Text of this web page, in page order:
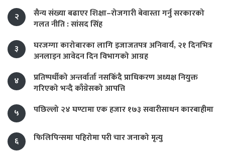
२
सैन्य संख्या बढाएर शिक्षा–रोजगारी बेवास्ता गर्नु सरकारको
गलत नीति : सांसद सिंह
३
घरजग्गा कारोबारका लागि इजाजतपत्र अनिवार्य, २१ दिनभित्र
अनलाइन आवेदन दिन विभागको आग्रह
४
प्रतिष्पर्धीको अन्तर्वार्ता नसकिँदै प्राधिकरण अध्यक्ष नियुक्त
गरिएको भन्दै काँग्रेसको आपत्ति
५
पछिल्लो २४ घण्टामा एक हजार १७३ सवारीसाधन कारबाहीमा
६ फिलिपिन्समा पहिरोमा परी चार जनाको मृत्यु